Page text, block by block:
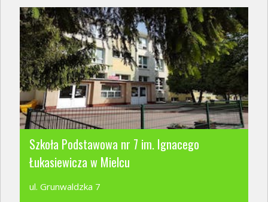
Szkoła Podstawowa nr 7 im. Ignacego
Łukasiewicza w Mielcu
ul. Grunwaldzka 7